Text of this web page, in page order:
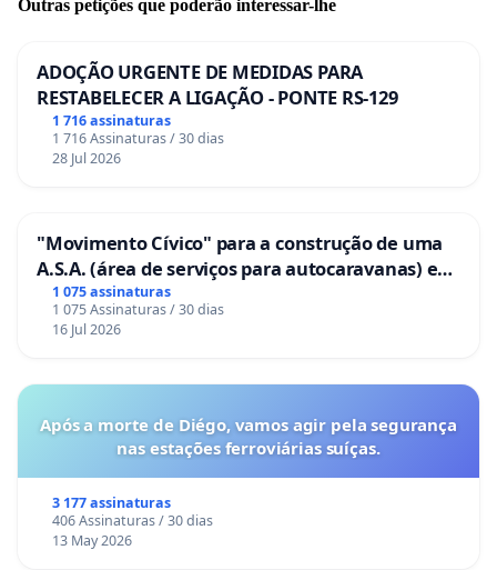
Outras petições que poderão interessar-lhe
ADOÇÃO URGENTE DE MEDIDAS PARA
RESTABELECER A LIGAÇÃO - PONTE RS-129
1 716 assinaturas
1 716 Assinaturas / 30 dias
28 Jul 2026
"Movimento Cívico" para a construção de uma
A.S.A. (área de serviços para autocaravanas) em
Coimbra
1 075 assinaturas
1 075 Assinaturas / 30 dias
16 Jul 2026
Após a morte de Diégo, vamos agir pela segurança
nas estações ferroviárias suíças.
3 177 assinaturas
406 Assinaturas / 30 dias
13 May 2026